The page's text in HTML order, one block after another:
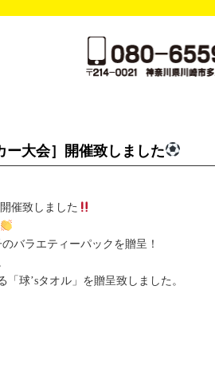
大会］開催致しました
催致しました
バラエティーパックを贈呈！
球’sタオル」を贈呈致しました。